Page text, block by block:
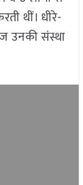
थीं। धीरे-
उनकी संस्था